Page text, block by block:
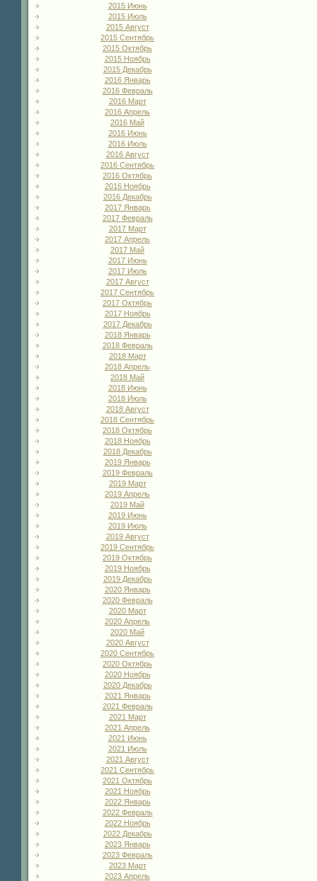
2015 Июнь
2015 Июль
2015 Август
2015 Сентябрь
2015 Октябрь
2015 Ноябрь
2015 Декабрь
2016 Январь
2016 Февраль
2016 Март
2016 Апрель
2016 Май
2016 Июнь
2016 Июль
2016 Август
2016 Сентябрь
2016 Октябрь
2016 Ноябрь
2016 Декабрь
2017 Январь
2017 Февраль
2017 Март
2017 Апрель
2017 Май
2017 Июнь
2017 Июль
2017 Август
2017 Сентябрь
2017 Октябрь
2017 Ноябрь
2017 Декабрь
2018 Январь
2018 Февраль
2018 Март
2018 Апрель
2018 Май
2018 Июнь
2018 Июль
2018 Август
2018 Сентябрь
2018 Октябрь
2018 Ноябрь
2018 Декабрь
2019 Январь
2019 Февраль
2019 Март
2019 Апрель
2019 Май
2019 Июнь
2019 Июль
2019 Август
2019 Сентябрь
2019 Октябрь
2019 Ноябрь
2019 Декабрь
2020 Январь
2020 Февраль
2020 Март
2020 Апрель
2020 Май
2020 Август
2020 Сентябрь
2020 Октябрь
2020 Ноябрь
2020 Декабрь
2021 Январь
2021 Февраль
2021 Март
2021 Апрель
2021 Июнь
2021 Июль
2021 Август
2021 Сентябрь
2021 Октябрь
2021 Ноябрь
2022 Январь
2022 Февраль
2022 Ноябрь
2022 Декабрь
2023 Январь
2023 Февраль
2023 Март
2023 Апрель